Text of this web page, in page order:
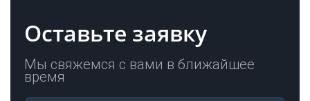
Оставьте заявку
Мы свяжемся с вами в ближайшее
время